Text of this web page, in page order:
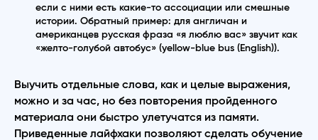
если с ними есть какие-то ассоциации или смешные
истории. Обратный пример: для англичан и
американцев русская фраза «я люблю вас» звучит как
«желто-голубой автобус» (yellow-blue bus (English)).
Выучить отдельные слова, как и целые выражения,
можно и за час, но без повторения пройденного
материала они быстро улетучатся из памяти.
Приведенные лайфхаки позволяют сделать обучение